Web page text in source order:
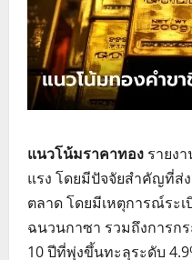
แนวโน้มราคาทอง รายง
แรง โดยมีปัจจัยสำคัญที่ส่
ตลาด โดยมีเหตุการณ์ระ
ฉนวนกาซา รวมถึงการก
10 ปีที่พุ่งขึ้นทะลุระดับ